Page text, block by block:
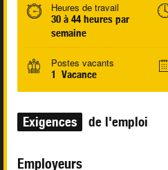
Heures de travail
30 à 44 heures par
semaine
Postes vacants
1 Vacance
Exigences de l'emploi
Employeurs